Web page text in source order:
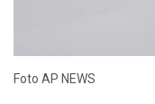
Foto AP NEWS